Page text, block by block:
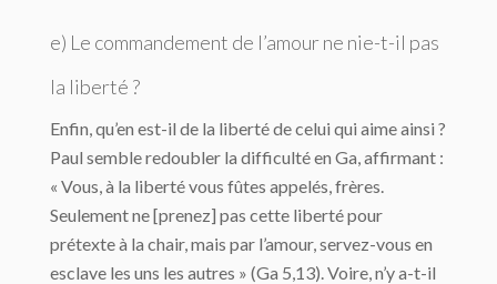
e) Le commandement de l’amour ne nie-t-il pas
la liberté ?
Enfin, qu’en est-il de la liberté de celui qui aime ainsi ?
Paul semble redoubler la difficulté en Ga, affirmant :
« Vous, à la liberté vous fûtes appelés, frères.
Seulement ne [prenez] pas cette liberté pour
prétexte à la chair, mais par l’amour, servez-vous en
esclave les uns les autres » (Ga 5,13). Voire, n’y a-t-il